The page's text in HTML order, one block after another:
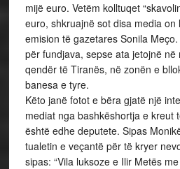
mijë euro. Vetëm kolltuqet
euro, shkruajnë sot disa media
emision të gazetares Sonila
për fundjava, sepse ata jetojnë
qendër të Tiranës, në zonën e
banesa e tyre.
Këto janë fotot e bëra gjatë një
mediat nga bashkëshortja e kreut
është edhe deputete. Sipas
tualetin e veçantë për të kryer
sipas: “Vila luksoze e Ilir Metës